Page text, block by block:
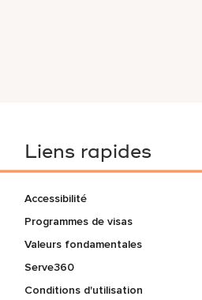
Liens rapides
Accessibilité
Programmes de visas
Valeurs fondamentales
Serve360
Conditions d'utilisation